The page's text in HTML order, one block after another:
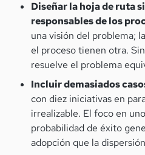
Diseñar la hoja de ruta
responsables de los
una visión del problema;
el proceso tienen otra.
resuelve el problema
Incluir demasiados
con diez iniciativas en
irrealizable. El foco en
probabilidad de éxito
adopción que la